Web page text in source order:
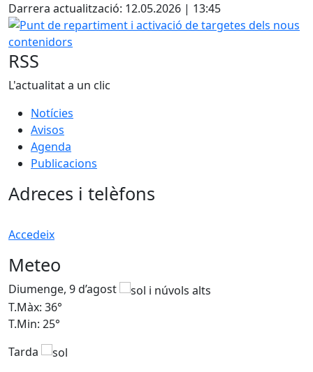
Darrera actualització: 12.05.2026 | 13:45
Punt de repartiment i activació de targetes dels nous
RSS
L'actualitat a un clic
Notícies
Avisos
Agenda
Publicacions
Adreces i telèfons
Accedeix
Meteo
Diumenge, 9 d’agost
T.Màx: 36°
T.Min: 25°
Tarda